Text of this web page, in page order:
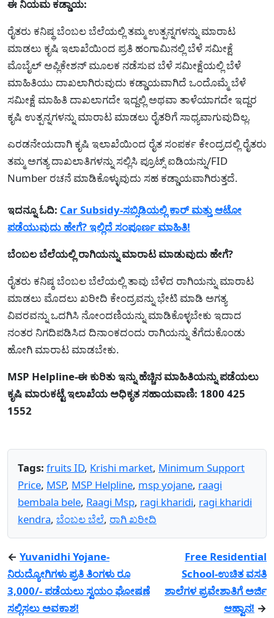
ಈ ನಿಯಮ ಕಡ್ಡಾಯ:
ರೈತರು ಕನಿಷ್ಥ ಬೆಂಬಲ ಬೆಲೆಯಲ್ಲಿ ತಮ್ಮ ಉತ್ಪನ್ನಗಳನ್ನು ಮಾರಾಟ
ಮಾಡಲು ಕೃಷಿ ಇಲಾಖೆಯಿಂದ ಪ್ರತಿ ಹಂಗಾಮಿನಲ್ಲಿ ಬೆಳೆ ಸಮೀಕ್ಷೆ
ಮೊಬೈಲ್ ಅಪ್ಲಿಕೇಶನ್ ಮೂಲಕ ನಡೆಸುವ ಬೆಳೆ ಸಮೀಕ್ಷೆಯಲ್ಲಿ ಬೆಳೆ
ಮಾಹಿತಿಯು ದಾಖಲಾಗಿರುವುದು ಕಡ್ಡಾಯವಾಗಿದೆ ಒಂದೊಮ್ಮೆ ಬೆಳೆ
ಸಮೀಕ್ಷೆ ಮಾಹಿತಿ ದಾಖಲಾಗದೇ ಇದ್ದಲ್ಲಿ ಅಥವಾ ತಾಳೆಯಾಗದೇ ಇದ್ದರ
ಕೃಷಿ ಉತ್ಪನ್ನಗಳನ್ನು ಮಾರಾಟ ಮಾಡಲು ರೈತರಿಗೆ ಸಾಧ್ಯವಾಗುವುದಿಲ್ಲ.
ಎರಡನೇಯದಾಗಿ ಕೃಷಿ ಇಲಾಖೆಯಿಂದ ರೈತ ಸಂಪರ್ಕ ಕೇಂದ್ರದಲ್ಲಿ ರೈತರು
ತಮ್ಮ ಅಗತ್ಯ ದಾಖಲಾತಿಗಳನ್ನು ಸಲ್ಲಿಸಿ ಪ್ರೂಟ್ಸ್ ಐಡಿಯನ್ನು/FID
Number ರಚನೆ ಮಾಡಿಕೊಳ್ಳುವುದು ಸಹ ಕಡ್ಡಾಯವಾಗಿರುತ್ತದೆ.
ಇದನ್ನೂ ಓದಿ: Car Subsidy-ಸಬ್ಸಿಡಿಯಲ್ಲಿ ಕಾರ್ ಮತ್ತು ಆಟೋ
ಪಡೆಯುವುದು ಹೇಗೆ? ಇಲ್ಲಿದೆ ಸಂಪೂರ್ಣ ಮಾಹಿತಿ!
ಬೆಂಬಲ ಬೆಲೆಯಲ್ಲಿ ರಾಗಿಯನ್ನು ಮಾರಾಟ ಮಾಡುವುದು ಹೇಗೆ?
ರೈತರು ಕನಿಷ್ಠ ಬೆಂಬಲ ಬೆಲೆಯಲ್ಲಿ ತಾವು ಬೆಳೆದ ರಾಗಿಯನ್ನು ಮಾರಾಟ
ಮಾಡಲು ಮೊದಲು ಖರೀದಿ ಕೇಂದ್ರವನ್ನು ಭೇಟಿ ಮಾಡಿ ಅಗತ್ಯ
ವಿವರವನ್ನು ಒದಗಿಸಿ ನೋಂದಣಿಯನ್ನು ಮಾಡಿಕೊಳ್ಳಬೇಕು ಇದಾದ
ನಂತರ ನಿಗದಿಪಡಿಸಿದ ದಿನಾಂಕದಂದು ರಾಗಿಯನ್ನು ತೆಗೆದುಕೊಂಡು
ಹೋಗಿ ಮಾರಾಟ ಮಾಡಬೇಕು.
MSP Helpline-ಈ ಕುರಿತು ಇನ್ನು ಹೆಚ್ಚಿನ ಮಾಹಿತಿಯನ್ನು ಪಡೆಯಲು
ಕೃಷಿ ಮಾರುಕಟ್ಟೆ ಇಲಾಖೆಯ ಅಧಿಕೃತ ಸಹಾಯವಾಣಿ: 1800 425
1552
Tags: fruits ID, Krishi market, Minimum Support
Price, MSP, MSP Helpline, msp yojane, raagi
bembala bele, Raagi Msp, ragi kharidi, ragi kharidi
kendra, ಬೆಂಬಲ ಬೆಲೆ, ರಾಗಿ ಖರೀದಿ
← Yuvanidhi Yojane-
ನಿರುದ್ಯೋಗಿಗಳು ಪ್ರತಿ ತಿಂಗಳು ರೂ
3,000/- ಪಡೆಯಲು ಸ್ವಯಂ ಘೋಷಣೆ
ಸಲ್ಲಿಸಲು ಅವಕಾಶ!
Free Residential
School-ಉಚಿತ ವಸತಿ
ಶಾಲೆಗಳ ಪ್ರವೇಶಾತಿಗೆ ಅರ್ಜಿ
ಆಹ್ವಾನ! →